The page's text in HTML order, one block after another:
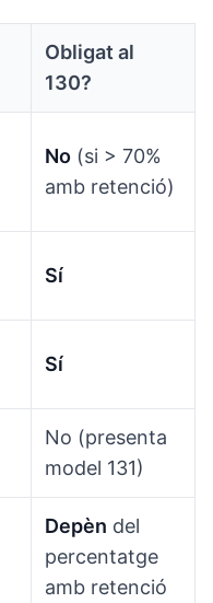
Obligat al
130?
No (si > 70%
amb retenció)
Sí
Sí
No (presenta
model 131)
Depèn del
percentatge
amb retenció